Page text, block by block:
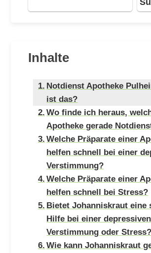
Inhalte
Notdienst Apotheke
ist das?
Wo finde ich heraus,
Apotheke gerade
Welche Präparate einer
helfen schnell bei einer
Verstimmung?
Welche Präparate einer
helfen schnell bei Stress?
Bietet Johanniskraut eine
Hilfe bei einer depressiven
Verstimmung oder Stress?
Wie kann Johanniskraut